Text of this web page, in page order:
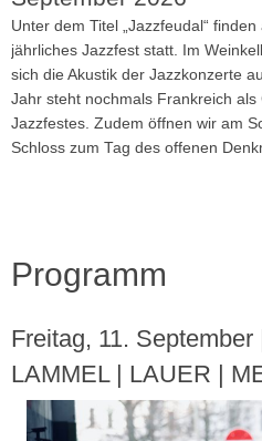
Unter dem Titel „Jazzfeudal“
jährliches Jazzfest statt. Im
sich die Akustik der Jazzkonzerte
Jahr steht nochmals Frankreich
Jazzfestes. Zudem öffnen wir am
Schloss zum Tag des offenen
Programm
Freitag, 11. September
LAMMEL | LAUER |